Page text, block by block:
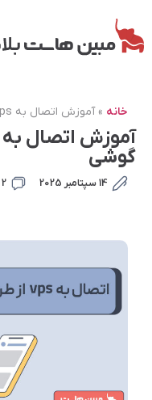
خانه »آموزش اتصال به vps از طریق کامپیوتر و گوشی
گوشی
14 سپتامبر 2025 2